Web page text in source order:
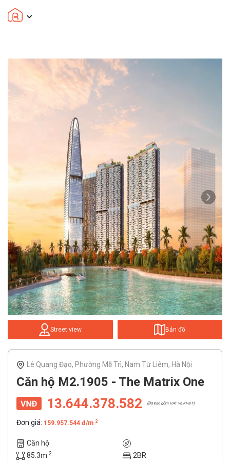
Street view Bản đồ
Lê Quang Đạo, Phường Mễ Trì, Nam Từ Liêm, Hà Nội
Căn hộ M2.1905 - The Matrix One
13.644.378.582 (Đã bao gồm VAT và KPBT)
Đơn giá: 159.957.544 đ/m 2
Căn hộ
85.3m 2
2BR